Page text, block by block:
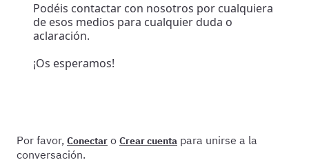
Podéis contactar con nosotros por cualquiera
de esos medios para cualquier duda o
aclaración.
¡Os esperamos!
Por favor, Conectar o Crear cuenta para unirse a la
conversación.